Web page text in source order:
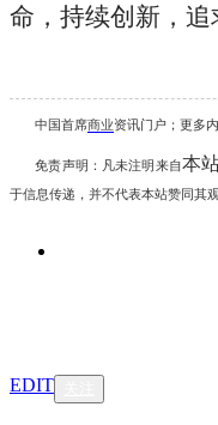
命，持续创新，追
中国首席商业资讯门户；更多
免责声明：凡未注明 来自本
于信息传递，并不代表本站赞同其
EDIT